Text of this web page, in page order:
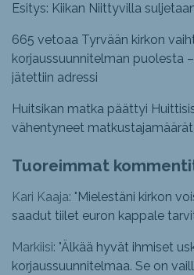
Esitys: Kiikan Niittyvilla
665 vetoaa Tyrvään kirkon
korjaussuunnitelman puolesta
jätettiin adressi
Huitsikan matka päättyi
vähentyneet
Tuoreimmat
Kari Kaaja: " Mielestäni kirkon
saadut tiilet euron kappale
Markiisi: "Älkää hyvät ihmiset
korjaussuunnitelmaa. Se on